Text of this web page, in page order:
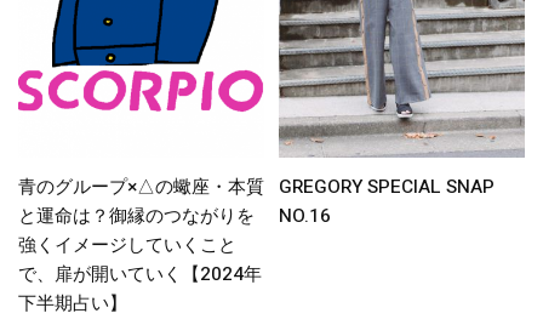
青のグループ×△の蠍座・本質
と運命は？御縁のつながりを
強くイメージしていくこと
で、扉が開いていく【2024年
下半期占い】
GREGORY SPECIAL SNAP
NO.16